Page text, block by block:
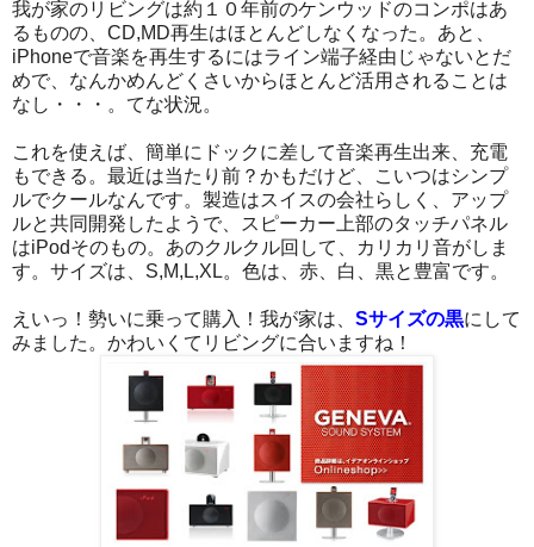
我が家のリビングは約１０年前のケンウッドのコンポはあ
るものの、CD,MD再生はほとんどしなくなった。あと、
iPhoneで音楽を再生するにはライン端子経由じゃないとだ
めで、なんかめんどくさいからほとんど活用されることは
なし・・・。てな状況。
これを使えば、簡単にドックに差して音楽再生出来、充電
もできる。最近は当たり前？かもだけど、こいつはシンプ
ルでクールなんです。製造はスイスの会社らしく、アップ
ルと共同開発したようで、スピーカー上部のタッチパネル
はiPodそのもの。あのクルクル回して、カリカリ音がしま
す。サイズは、S,M,L,XL。色は、赤、白、黒と豊富です。
えいっ！勢いに乗って購入！我が家は、 Sサイズの黒にして
みました。かわいくてリビングに合いますね！